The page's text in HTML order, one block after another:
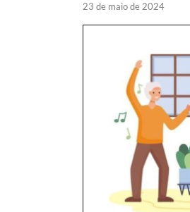
23 de maio de 2024